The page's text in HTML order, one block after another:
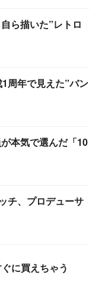
ら描いた”レトロ
周年で見えた”バン
本気で選んだ「10
チ、プロデューサ
に買えちゃう